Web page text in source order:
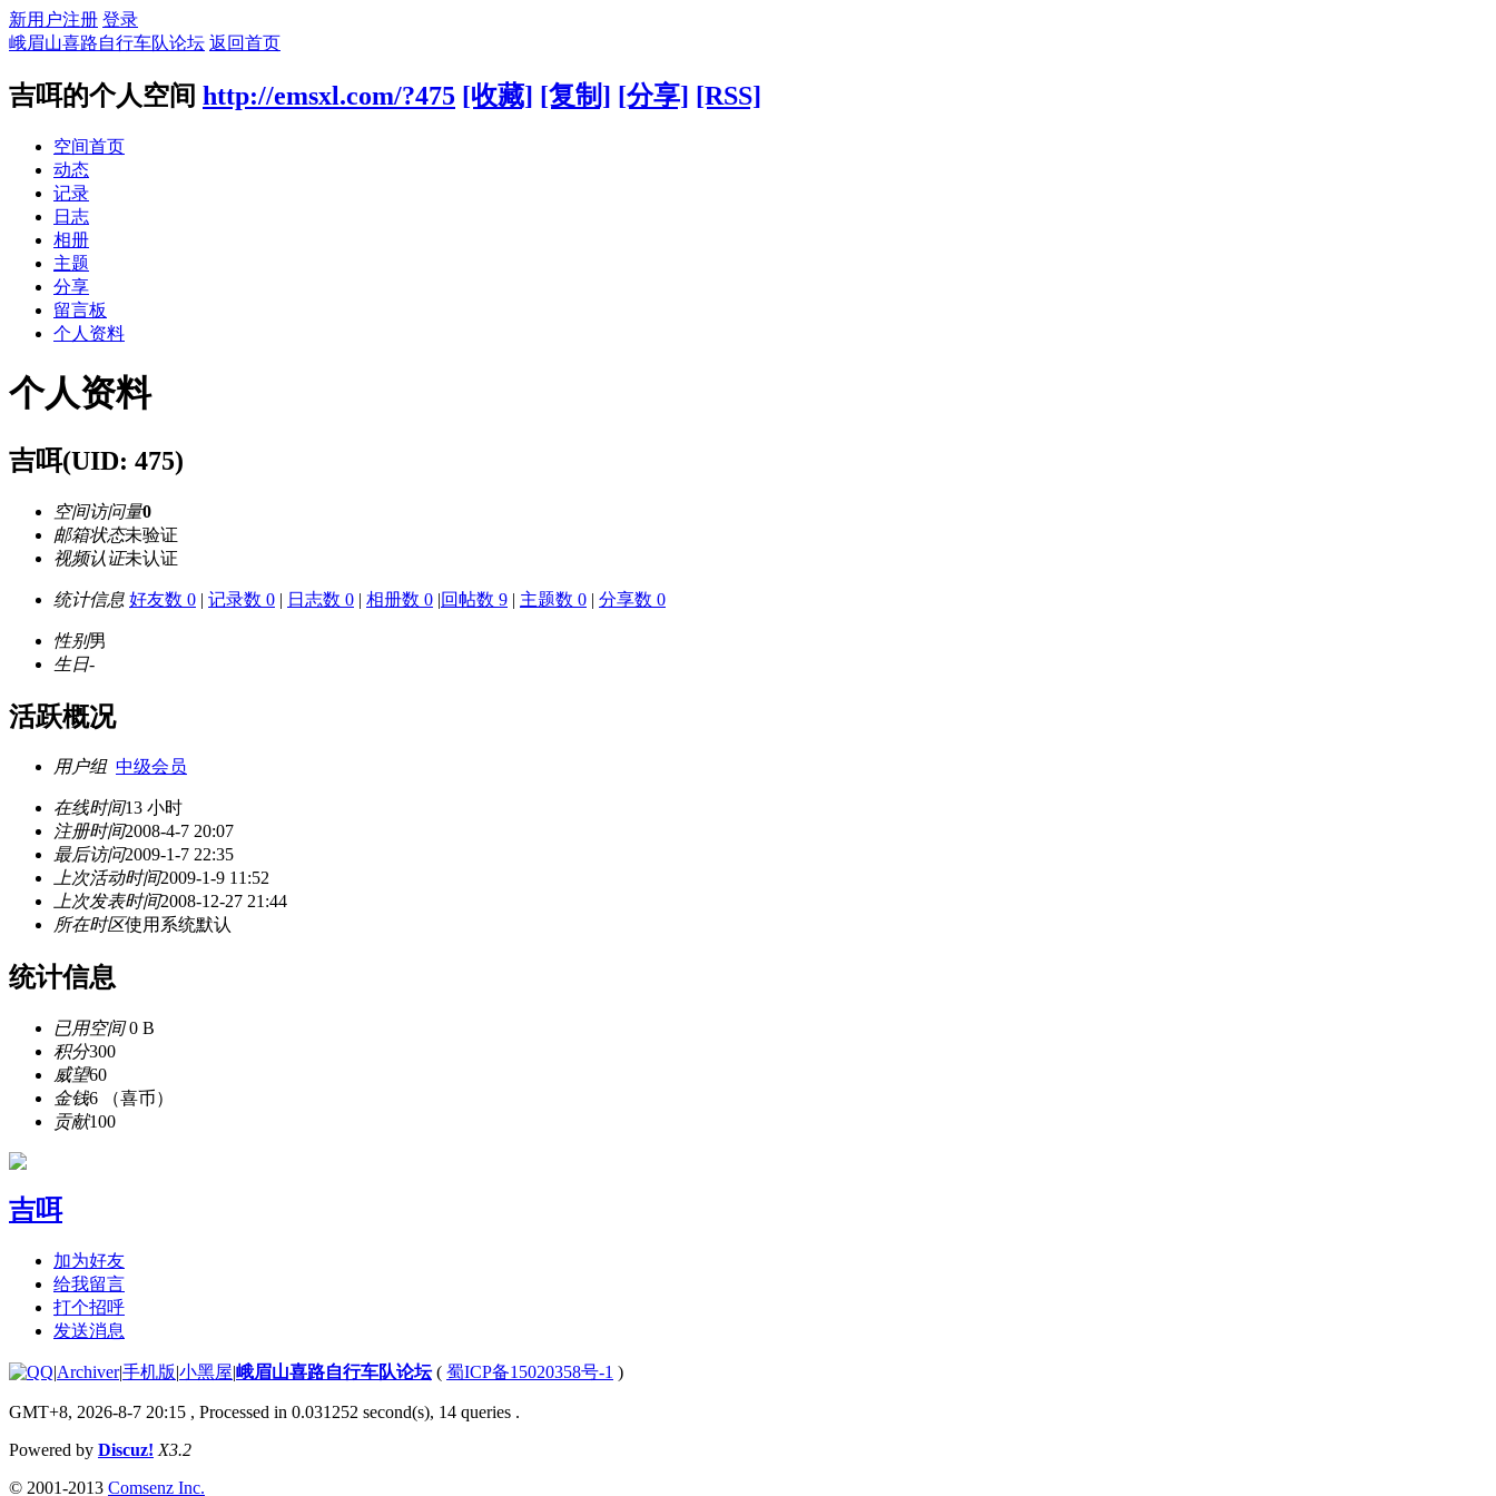
新用户注册 登录
峨眉山喜路自行车队论坛 返回首页
吉咡的个人空间 http://emsxl.com/?475 [收藏] [复制] [分享] [RSS]
空间首页
动态
记录
日志
相册
主题
分享
留言板
个人资料
个人资料
吉咡(UID: 475)
空间访问量0
邮箱状态未验证
视频认证未认证
统计信息 好友数 0 | 记录数 0 | 日志数 0 | 相册数 0 |回帖数 9 | 主题数 0 | 分享数 0
性别男
生日-
活跃概况
用户组 中级会员
在线时间13 小时
注册时间2008-4-7 20:07
最后访问2009-1-7 22:35
上次活动时间2009-1-9 11:52
上次发表时间2008-12-27 21:44
所在时区使用系统默认
统计信息
已用空间0 B
积分300
威望60
金钱6 （喜币）
贡献100
吉咡
加为好友
给我留言
打个招呼
发送消息
|Archiver|手机版|小黑屋|峨眉山喜路自行车队论坛( 蜀ICP备15020358号-1 )
GMT+8, 2026-8-7 20:15 , Processed in 0.031252 second(s), 14 queries .
Powered by Discuz! X3.2
© 2001-2013 Comsenz Inc.